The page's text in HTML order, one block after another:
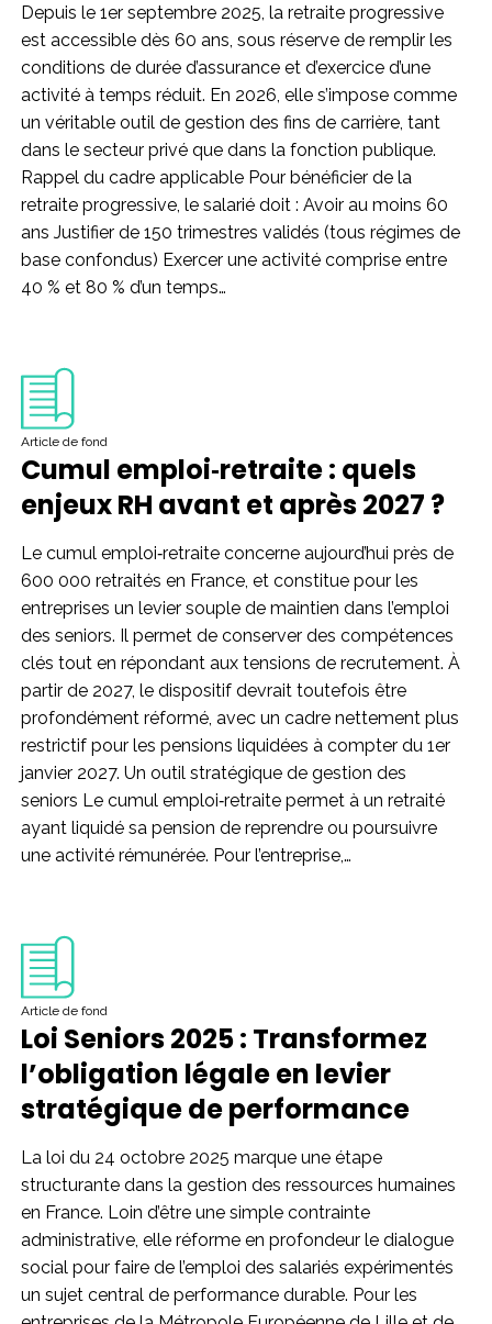
Depuis le 1er septembre 2025, la retraite progressive
est accessible dès 60 ans, sous réserve de remplir les
conditions de durée d’assurance et d’exercice d’une
activité à temps réduit. En 2026, elle s’impose comme
un véritable outil de gestion des fins de carrière, tant
dans le secteur privé que dans la fonction publique.
Rappel du cadre applicable Pour bénéficier de la
retraite progressive, le salarié doit : Avoir au moins 60
ans Justifier de 150 trimestres validés (tous régimes de
base confondus) Exercer une activité comprise entre
40 % et 80 % d’un temps…
Article de fond
Cumul emploi‑retraite : quels
enjeux RH avant et après 2027 ?
Le cumul emploi‑retraite concerne aujourd’hui près de
600 000 retraités en France, et constitue pour les
entreprises un levier souple de maintien dans l’emploi
des seniors. Il permet de conserver des compétences
clés tout en répondant aux tensions de recrutement. À
partir de 2027, le dispositif devrait toutefois être
profondément réformé, avec un cadre nettement plus
restrictif pour les pensions liquidées à compter du 1er
janvier 2027. Un outil stratégique de gestion des
seniors Le cumul emploi‑retraite permet à un retraité
ayant liquidé sa pension de reprendre ou poursuivre
une activité rémunérée. Pour l’entreprise,…
Article de fond
Loi Seniors 2025 : Transformez
l’obligation légale en levier
stratégique de performance
La loi du 24 octobre 2025 marque une étape
structurante dans la gestion des ressources humaines
en France. Loin d’être une simple contrainte
administrative, elle réforme en profondeur le dialogue
social pour faire de l’emploi des salariés expérimentés
un sujet central de performance durable. Pour les